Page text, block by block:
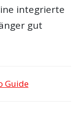
integrierte
gut
Guide